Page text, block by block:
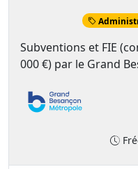
Subventions et FIE
000 €) par le Grand